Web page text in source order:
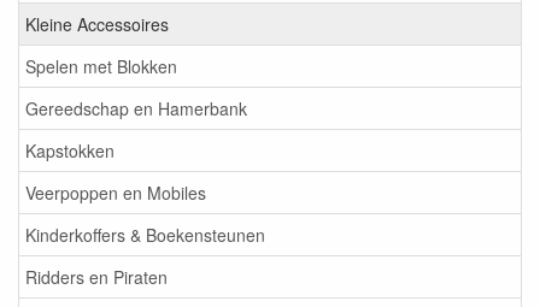
Kleine Accessoires
Spelen met Blokken
Gereedschap en Hamerbank
Kapstokken
Veerpoppen en Mobiles
Kinderkoffers & Boekensteunen
Ridders en Piraten